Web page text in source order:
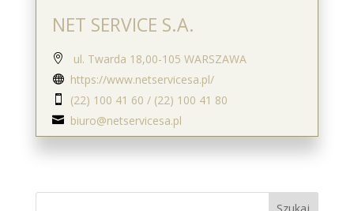
NET SERVICE S.A.
 ul. Twarda 18,00-105 WARSZAWA
 https://www.netservicesa.pl/
 (22) 100 41 60 / (22) 100 41 80
 biuro@netservicesa.pl